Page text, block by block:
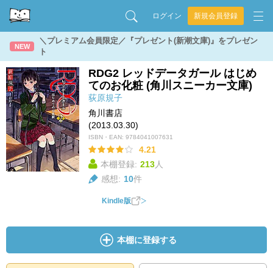
ログイン 新規会員登録
NEW
＼プレミアム会員限定／『プレゼント(新潮文庫)』をプレゼン
ト
RDG2 レッドデータガール はじめ
てのお化粧 (角川スニーカー文庫)
荻原規子
角川書店
(2013.03.30)
ISBN・EAN: 9784041007631
4.21
本棚登録: 213人
感想: 10件
Kindle版
本棚に登録する